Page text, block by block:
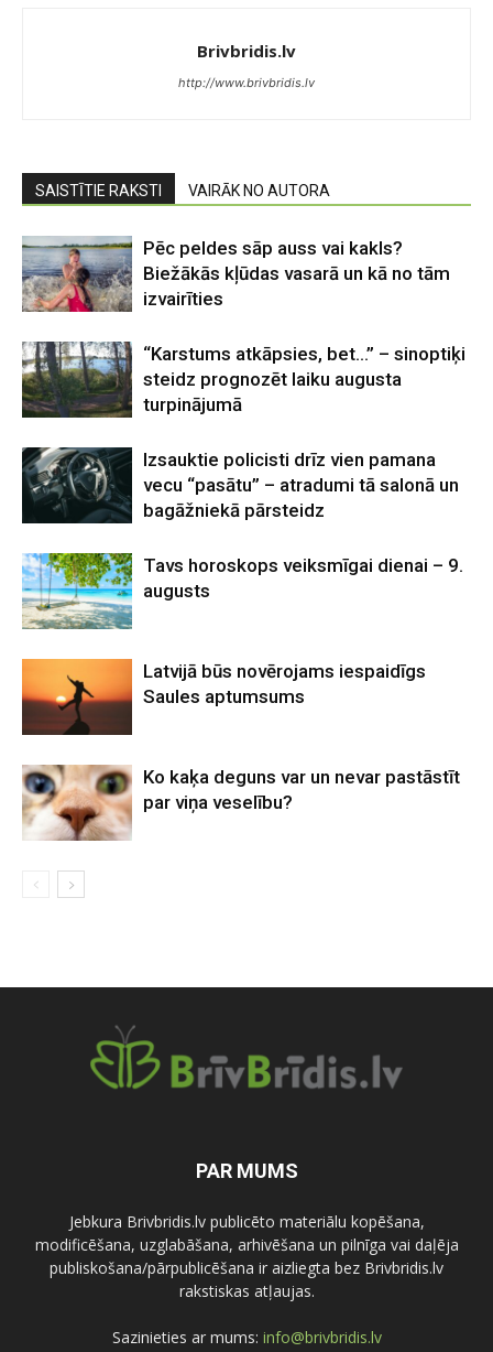
Brivbridis.lv
http://www.brivbridis.lv
SAISTĪTIE RAKSTI VAIRĀK NO AUTORA
Pēc peldes sāp auss vai kakls?
Biežākās kļūdas vasarā un kā no tām
izvairīties
“Karstums atkāpsies, bet…” – sinoptiķi
steidz prognozēt laiku augusta
turpinājumā
Izsauktie policisti drīz vien pamana
vecu “pasātu” – atradumi tā salonā un
bagāžniekā pārsteidz
Tavs horoskops veiksmīgai dienai – 9.
augusts
Latvijā būs novērojams iespaidīgs
Saules aptumsums
Ko kaķa deguns var un nevar pastāstīt
par viņa veselību?
PAR MUMS
Jebkura Brivbridis.lv publicēto materiālu kopēšana,
modificēšana, uzglabāšana, arhivēšana un pilnīga vai daļēja
publiskošana/pārpublicēšana ir aizliegta bez Brivbridis.lv
rakstiskas atļaujas.
Sazinieties ar mums: info@brivbridis.lv